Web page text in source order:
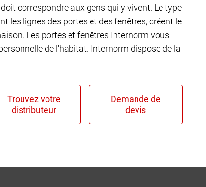
correspondre aux gens qui y vivent. Le type
les lignes des portes et des fenêtres, créent le
Les portes et fenêtres Internorm vous
de l'habitat. Internorm dispose de la